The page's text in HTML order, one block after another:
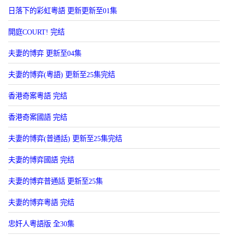
日落下的彩虹粵語 更新更新至01集
開庭COURT! 完结
夫妻的博弈 更新至04集
夫妻的博弈(粵語) 更新至25集完结
香港奇案粵語 完结
香港奇案國語 完结
夫妻的博弈(普通話) 更新至25集完结
夫妻的博弈國語 完结
夫妻的博弈普通話 更新至25集
夫妻的博弈粵語 完结
忠奸人粵語版 全30集